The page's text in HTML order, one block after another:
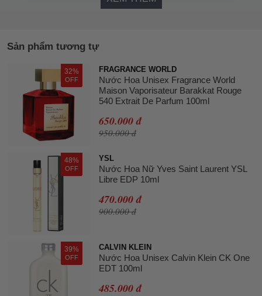
Sản phẩm tương tự
32%
OFF
FRAGRANCE WORLD
Nước Hoa Unisex Fragrance World
Maison Vaporisateur Barakkat Rouge
540 Extrait De Parfum 100ml
650.000 đ
950.000 đ
48%
OFF
YSL
Nước Hoa Nữ Yves Saint Laurent YSL
Libre EDP 10ml
470.000 đ
900.000 đ
39%
OFF
CALVIN KLEIN
Nước Hoa Unisex Calvin Klein CK One
EDT 100ml
485.000 đ